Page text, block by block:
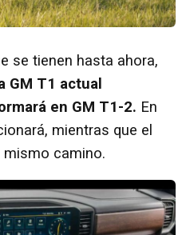
se tienen hasta ahora,
GM T1 actual
en GM T1-2. En
mientras que el
mismo camino.